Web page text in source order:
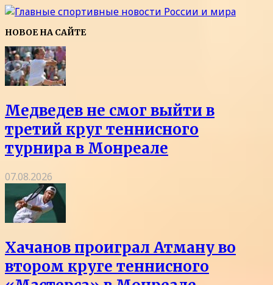
НОВОЕ НА САЙТЕ
Медведев не смог выйти в
третий круг теннисного
турнира в Монреале
07.08.2026
Хачанов проиграл Атману во
втором круге теннисного